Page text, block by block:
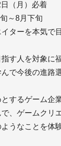
（月）必着
～8月下旬
ターを本気で
す人を対象に
で今後の進路
するゲーム企
、ゲームクリ
うなことを体